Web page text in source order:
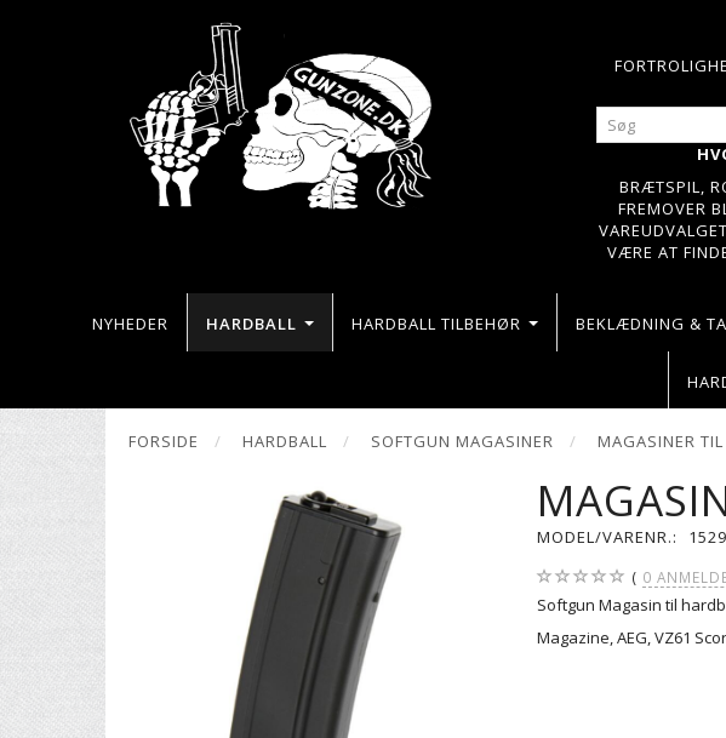
BRÆTSPIL,
FREMOVER
VÆRE AT
NYHEDER HARDBALL HARDBALL TILBEHØR BEKLÆDNING &
FORSIDE HARDBALL SOFTGUN MAGASINER MAGASINER
MODEL/VARENR.:
0
Softgun Magasin til
Magazine, AEG, VZ61